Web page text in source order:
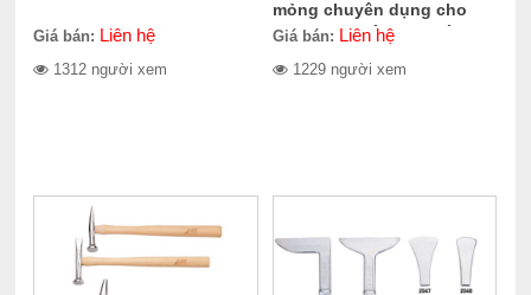
Giá bán: Liên hệ
1312 người xem
mỏng chuyên dụng cho
sửa chữa thân xe 6 cái
Giá bán: Liên hệ
1229 người xem